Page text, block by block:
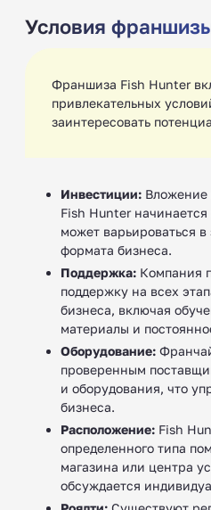
Условия
Франшиза Fish Hunter
привлекательных
заинтересовать
Инвестиции: Вложение
Fish Hunter
может варьироваться
формата бизнеса.
Поддержка: Компания
поддержку на всех
бизнеса, включая
материалы и
Оборудование:
проверенным
и оборудования, что
бизнеса.
Расположение: Fish
определенного типа
магазина или центра
обсуждается